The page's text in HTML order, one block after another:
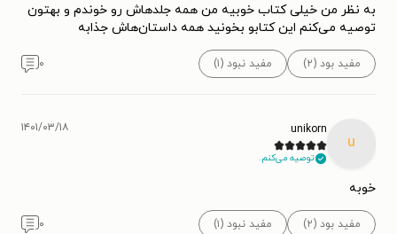
به نظر من خیلی کتاب خوبیه من همه جلدهاش رو خوندم و بهتون
توصیه می‌کنم این کتابو بخونید همه داستان‌هاش جذابه
مفید بود (۲) مفید نبود (۱) ۰
u
unikorn
توصیه می‌کنم.
۱۴۰۱/۰۳/۱۸
خوبه
مفید بود (۲) مفید نبود (۱) ۰